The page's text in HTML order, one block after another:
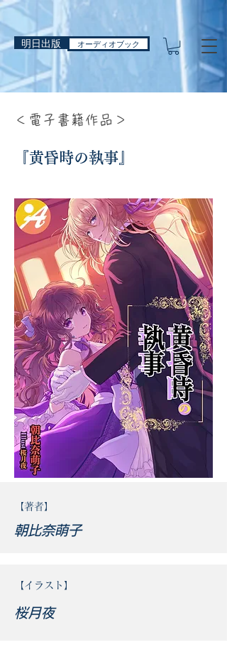
明日出版 オーディオブック
＜電子書籍作品＞
​『黄昏時の執事』
​【著者】
​朝比奈萌子
​【イラスト】
​桜月夜